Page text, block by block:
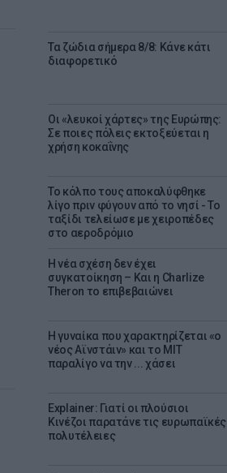
Τα ζώδια σήμερα 8/8: Κάνε κάτι
διαφορετικό
Οι «λευκοί χάρτες» της Ευρώπης:
Σε ποιες πόλεις εκτοξεύεται η
χρήση κοκαΐνης
Το κόλπο τους αποκαλύφθηκε
λίγο πριν φύγουν από το νησί - Το
ταξίδι τελείωσε με χειροπέδες
στο αεροδρόμιο
Η νέα σχέση δεν έχει
συγκατοίκηση – Και η Charlize
Theron το επιβεβαιώνει
Η γυναίκα που χαρακτηρίζεται «ο
νέος Αϊνστάιν» και το MIT
παραλίγο να την ... χάσει
Explainer: Γιατί οι πλούσιοι
Κινέζοι παρατάνε τις ευρωπαϊκές
πολυτέλειες